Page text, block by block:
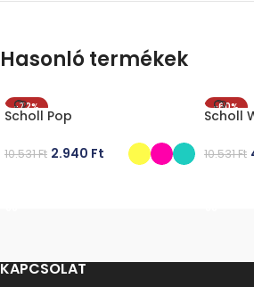
Hasonló termékek
-72%
Scholl Pop
10.531Ft 2.940 Ft
-60%
Scholl
10.531Ft
KAPCSOLAT